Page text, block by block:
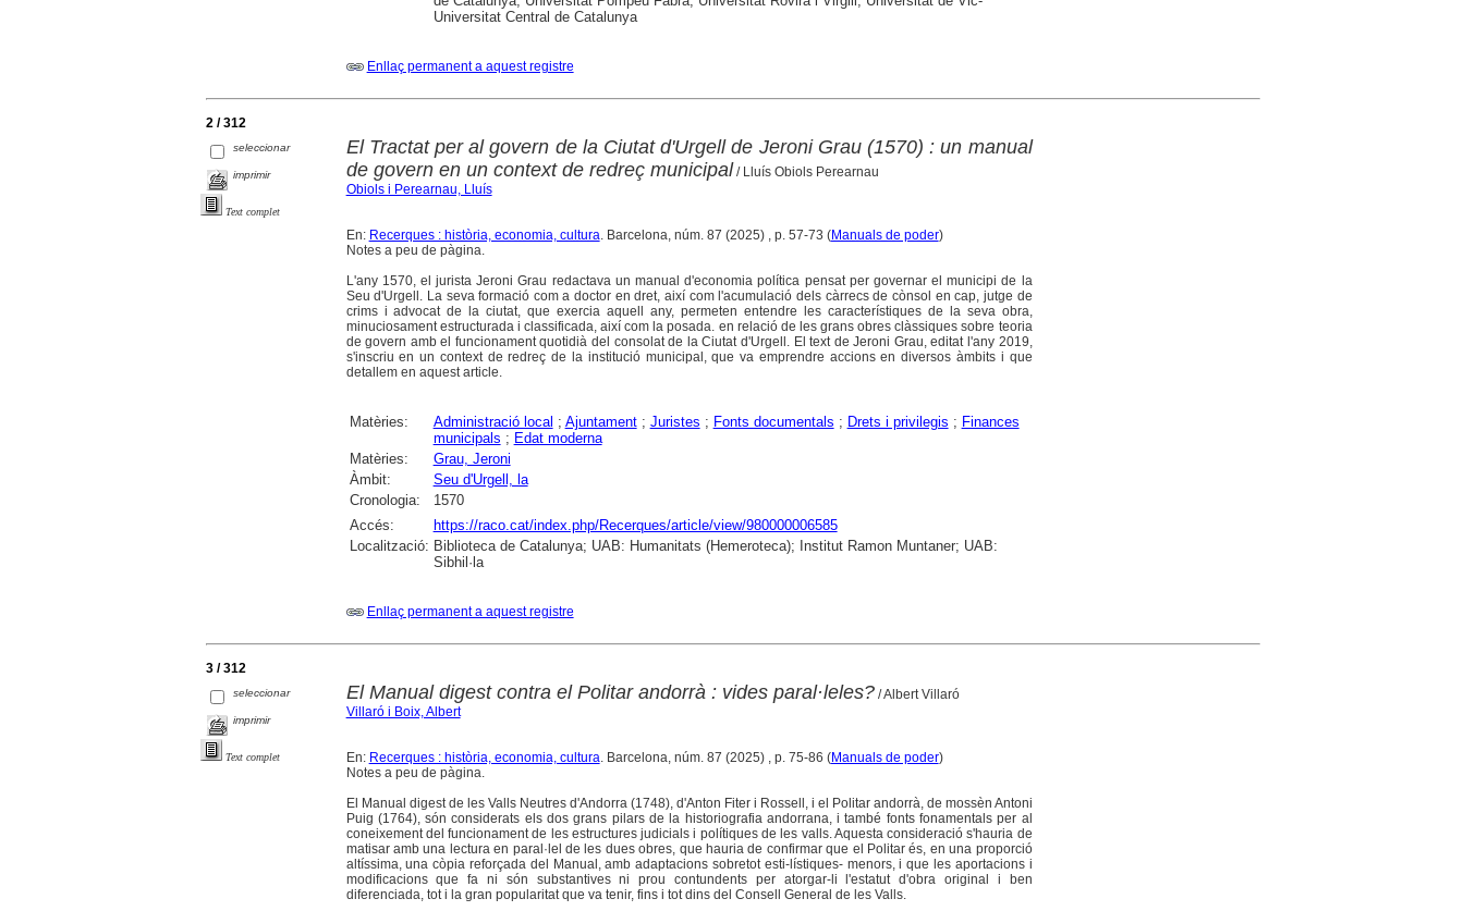
Universitat Central de Catalunya
Enllaç permanent a aquest registre
2 / 312
seleccionar
imprimir
Text complet
El Tractat per al govern de la Ciutat d'Urgell de Jeroni Grau (1570) : un manual
de govern en un context de redreç municipal/ Lluís Obiols Perearnau
Obiols i Perearnau, Lluís
En: Recerques : història, economia, cultura. Barcelona, núm. 87 (2025) , p. 57-73 (Manuals de poder)
Notes a peu de pàgina.
L'any 1570, el jurista Jeroni Grau redactava un manual d'economia política pensat per governar el municipi de la
Seu d'Urgell. La seva formació com a doctor en dret, així com l'acumulació dels càrrecs de cònsol en cap, jutge de
crims i advocat de la ciutat, que exercia aquell any, permeten entendre les característiques de la seva obra,
minuciosament estructurada i classificada, així com la posada. en relació de les grans obres clàssiques sobre teoria
de govern amb el funcionament quotidià del consolat de la Ciutat d'Urgell. El text de Jeroni Grau, editat l'any 2019,
s'inscriu en un context de redreç de la institució municipal, que va emprendre accions en diversos àmbits i que
detallem en aquest article.
Matèries: Administració local ; Ajuntament; Juristes ; Fonts documentals ; Drets i privilegis ; Finances
municipals ; Edat moderna
Matèries:
Grau, Jeroni
Àmbit:
Seu d'Urgell, la
Cronologia:
1570
Accés:
https://raco.cat/index.php/Recerques/article/view/980000006585
Localització: Biblioteca de Catalunya; UAB: Humanitats (Hemeroteca); Institut Ramon Muntaner; UAB:
Sibhil·la
Enllaç permanent a aquest registre
3 / 312
seleccionar
imprimir
Text complet
El Manual digest contra el Politar andorrà : vides paral·leles?/ Albert Villaró
Villaró i Boix, Albert
En: Recerques : història, economia, cultura. Barcelona, núm. 87 (2025) , p. 75-86 (Manuals de poder)
Notes a peu de pàgina.
El Manual digest de les Valls Neutres d'Andorra (1748), d'Anton Fiter i Rossell, i el Politar andorrà, de mossèn Antoni
Puig (1764), són considerats els dos grans pilars de la historiografia andorrana, i també fonts fonamentals per al
coneixement del funcionament de les estructures judicials i polítiques de les valls. Aquesta consideració s'hauria de
matisar amb una lectura en paral·lel de les dues obres, que hauria de confirmar que el Politar és, en una proporció
altíssima, una còpia reforçada del Manual, amb adaptacions sobretot esti-lístiques- menors, i que les aportacions i
modificacions que fa ni són substantives ni prou contundents per atorgar-li l'estatut d'obra original i ben
diferenciada, tot i la gran popularitat que va tenir, fins i tot dins del Consell General de les Valls.